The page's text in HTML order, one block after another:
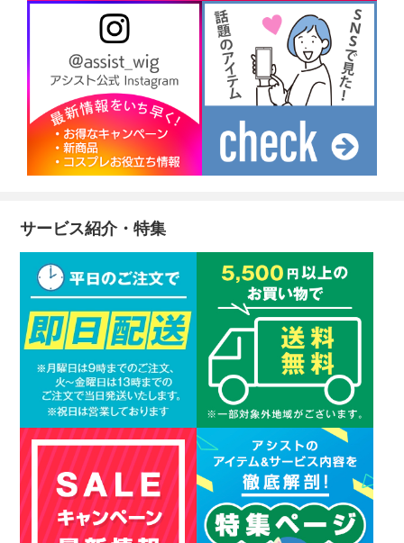
サービス紹介・特集